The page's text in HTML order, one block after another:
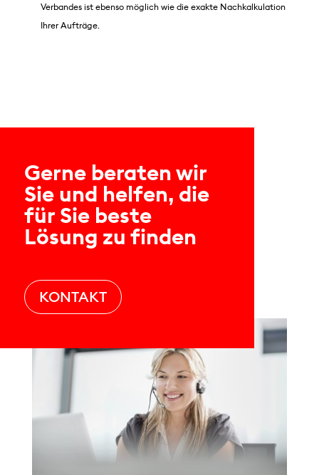
Verbandes ist ebenso möglich wie die exakte Nachkalkulation
Ihrer Aufträge.
Gerne beraten wir
Sie und helfen, die
für Sie beste
Lösung zu finden
KONTAKT